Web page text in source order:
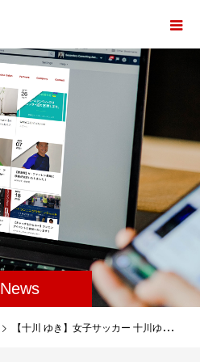
News
【十川 ゆき】女子サッカー 十川ゆき選手のインタビュー記事がYahoo!ニュースに掲載されました！